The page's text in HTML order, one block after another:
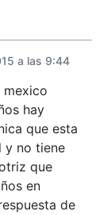
a las 9:44
mexico
hay
que esta
y no tiene
que
en
de